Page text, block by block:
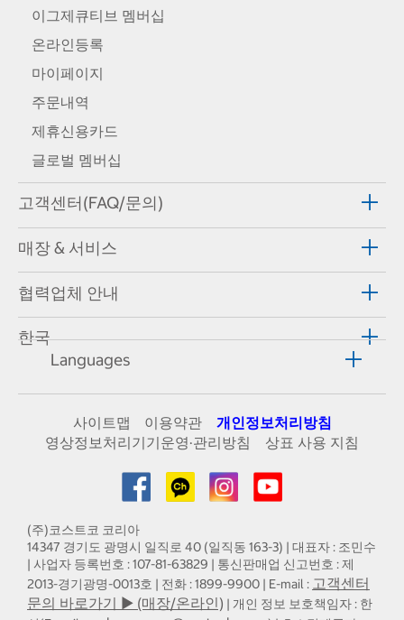
이그제큐티브 멤버십
온라인등록
마이페이지
주문내역
제휴신용카드
글로벌 멤버십
고객센터(FAQ/문의)
매장 & 서비스
협력업체 안내
한국
Languages
사이트맵 이용약관
개인정보처리방침
영상정보처리기기운영·관리방침
상표 사용 지침
(주)코스트코 코리아
14347 경기도 광명시 일직로 40 (일직동 163-3) | 대표자 : 조민수
| 사업자 등록번호 : 107-81-63829 | 통신판매업 신고번호 : 제
2013-경기광명-0013호 | 전화 : 1899-9900 | E-mail : 고객센터
문의 바로가기 ▶ (매장/온라인) | 개인 정보 보호책임자 : 한